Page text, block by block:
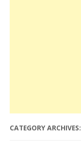
CATEGORY ARCHIVES: